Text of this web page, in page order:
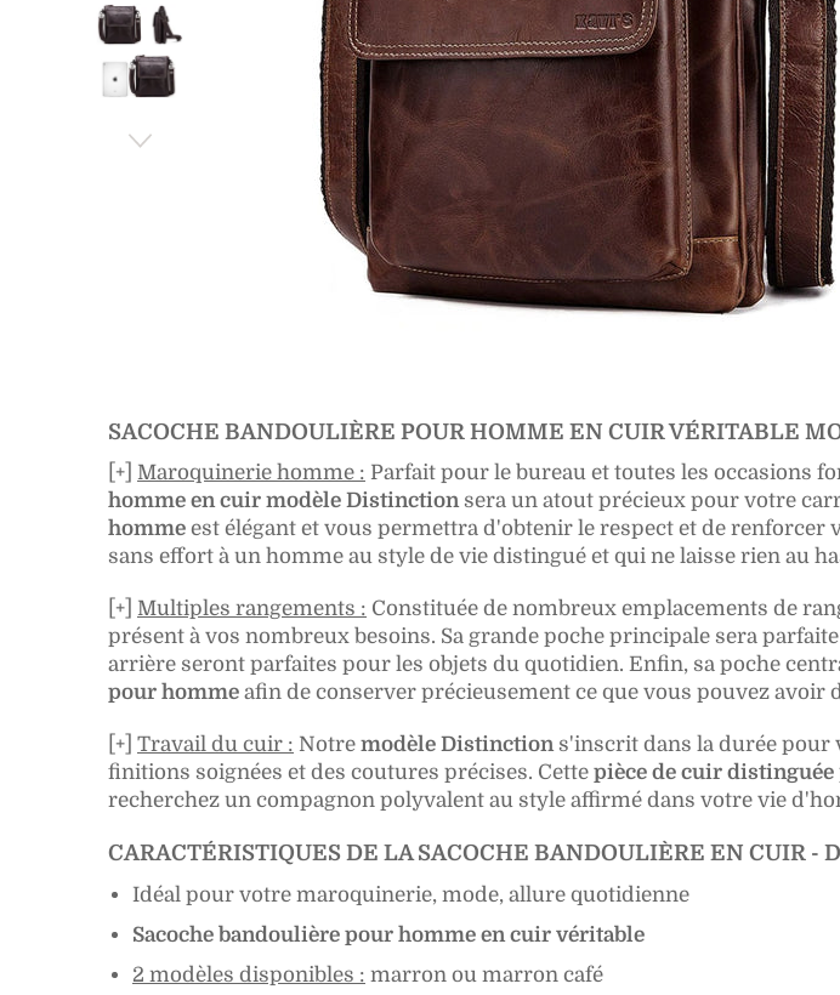
SACOCHE BANDOULIÈRE POUR HOMME EN CUIR VÉRITABLE
[+] Maroquinerie homme : Parfait pour le bureau et toutes les occasions
homme en cuir modèle Distinction sera un atout précieux pour votre
homme est élégant et vous permettra d'obtenir le respect et de
sans effort à un homme au style de vie distingué et qui ne laisse rien au
[+] Multiples rangements : Constituée de nombreux emplacements de
présent à vos nombreux besoins. Sa grande poche principale sera
arrière seront parfaites pour les objets du quotidien. Enfin, sa poche
pour homme afin de conserver précieusement ce que vous pouvez avoir
[+] Travail du cuir : Notre modèle Distinctions'inscrit dans la durée pour
finitions soignées et des coutures précises. Cette pièce de cuir distinguée
recherchez un compagnon polyvalent au style affirmé dans votre vie
CARACTÉRISTIQUES DE LA SACOCHE BANDOULIÈRE EN CUIR -
Idéal pour votre maroquinerie, mode, allure quotidienne
Sacoche bandoulière pour homme en cuir véritable
2 modèles disponibles : marron ou marron café